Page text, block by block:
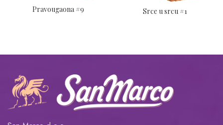
Pravougaona #9 Srce u srcu #1